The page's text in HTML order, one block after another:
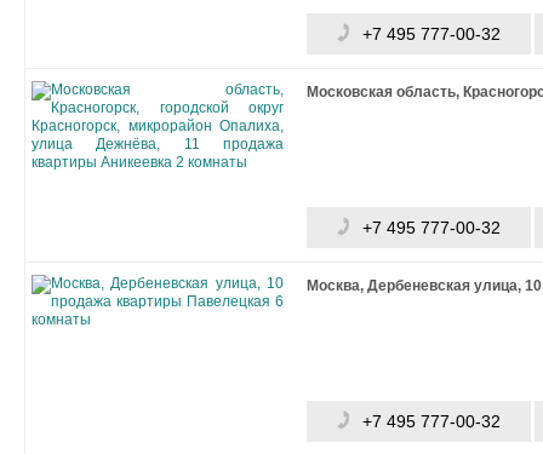
+7 495 777-00-32
Московская область,
+7 495 777-00-32
Москва, Дербеневская улица, 10
+7 495 777-00-32